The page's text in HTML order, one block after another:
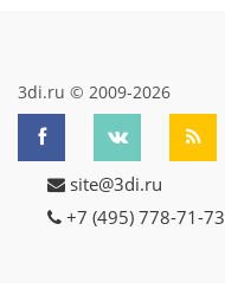
3di.ru © 2009-2026
site@3di.ru
+7 (495) 778-71-73